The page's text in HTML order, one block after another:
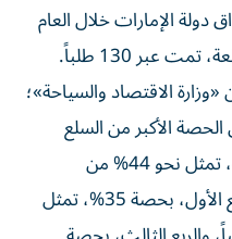
الإمارات خلال العام
الاقتصاد والسياحة»؛
الأخير من 2025، على الحصة الأكبر من السلع
المستدعاة، بواقع 242492 سلعة، تمثل نحو 44% من
الإجمالي،تمت عبر51 طلباً، والربع الأول، بحصة 35%، تمثل